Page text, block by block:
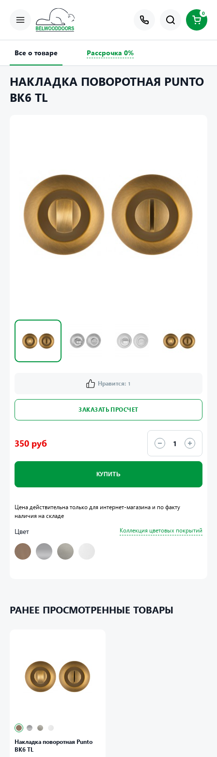
0
Все о товаре Рассрочка 0%
НАКЛАДКА ПОВОРОТНАЯ PUNTO
BK6 TL
Нравится: 1
ЗАКАЗАТЬ ПРОСЧЕТ
350 руб
КУПИТЬ
Цвет Коллекция цветовых покрытий
Цена действительна только для интернет-магазина и по факту
наличия на складе
РАНЕЕ ПРОСМОТРЕННЫЕ ТОВАРЫ
Накладка поворотная Punto
BK6 TL